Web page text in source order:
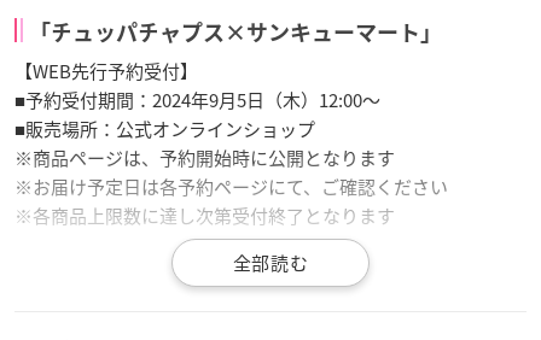
「チュッパチャプス×サンキューマート」
【WEB先行予約受付】
■予約受付期間：2024年9月5日（木）12:00～
■販売場所：公式オンラインショップ
※商品ページは、予約開始時に公開となります
※お届け予定日は各予約ページにて、ご確認ください
※各商品上限数に達し次第受付終了となります